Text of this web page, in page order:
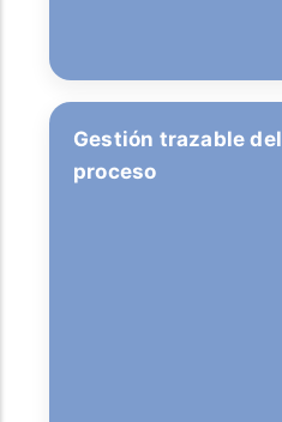
Gestión trazable del
proceso